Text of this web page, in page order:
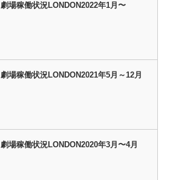
劇場稼働状況LONDON2022年1月〜
劇場稼働状況LONDON2021年5月～12月
劇場稼働状況LONDON2020年3月〜4月